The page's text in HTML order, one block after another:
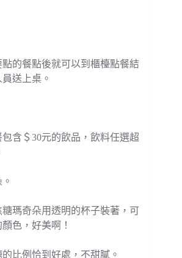
的餐點後就可以到櫃檯點餐結
送上桌。
含＄30元的飲品，飲料任選超
糖瑪奇朵用透明的杯子裝著，可
色，好美啊！
比例恰到好處，不甜膩。